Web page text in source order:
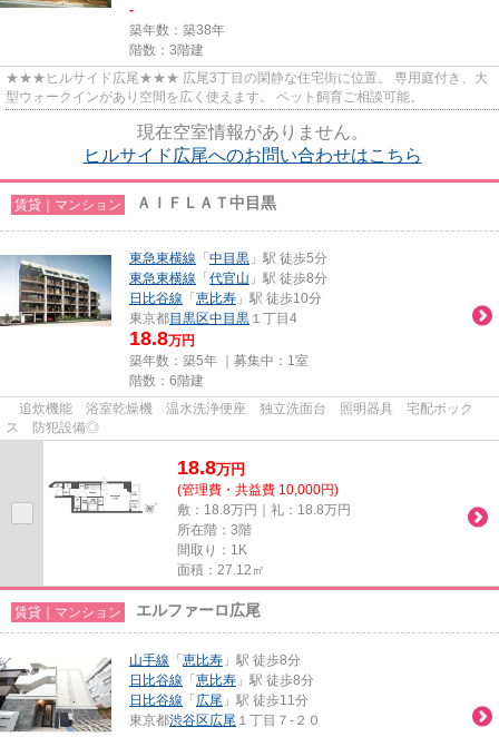
-
築年数：築38年
階数：3階建
★★★ヒルサイド広尾★★★ 広尾3丁目の閑静な住宅街に位置。 専用庭付き、大
型ウォークインがあり空間を広く使えます。 ペット飼育ご相談可能。
現在空室情報がありません。
ヒルサイド広尾へのお問い合わせはこちら
賃貸｜マンション ＡＩＦＬＡＴ中目黒
東急東横線 「 中目黒 」駅 徒歩5分
東急東横線 「 代官山 」駅 徒歩8分
日比谷線 「 恵比寿 」駅 徒歩10分
東京都目黒区中目黒 １丁目4
18.8万円
築年数：築5年 ｜募集中： 1室
階数：6階建
追炊機能 浴室乾燥機 温水洗浄便座 独立洗面台 照明器具 宅配ボック
ス 防犯設備◎
18.8万円
(管理費・共益費 10,000円)
敷：18.8万円｜礼：18.8万円
所在階：3階
間取り：1K
面積：27.12㎡
賃貸｜マンション エルファーロ広尾
山手線 「 恵比寿 」駅 徒歩8分
日比谷線 「 恵比寿 」駅 徒歩8分
日比谷線 「 広尾 」駅 徒歩11分
東京都渋谷区広尾 １丁目７-２０